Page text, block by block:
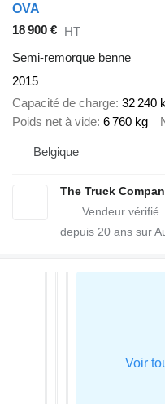
OVA
18 900 € HT
Semi-remorque benne
2015
Capacité de charge 32 240
Poids net à vide 6 760 kg
Belgique
The Truck
depuis 20 ans sur